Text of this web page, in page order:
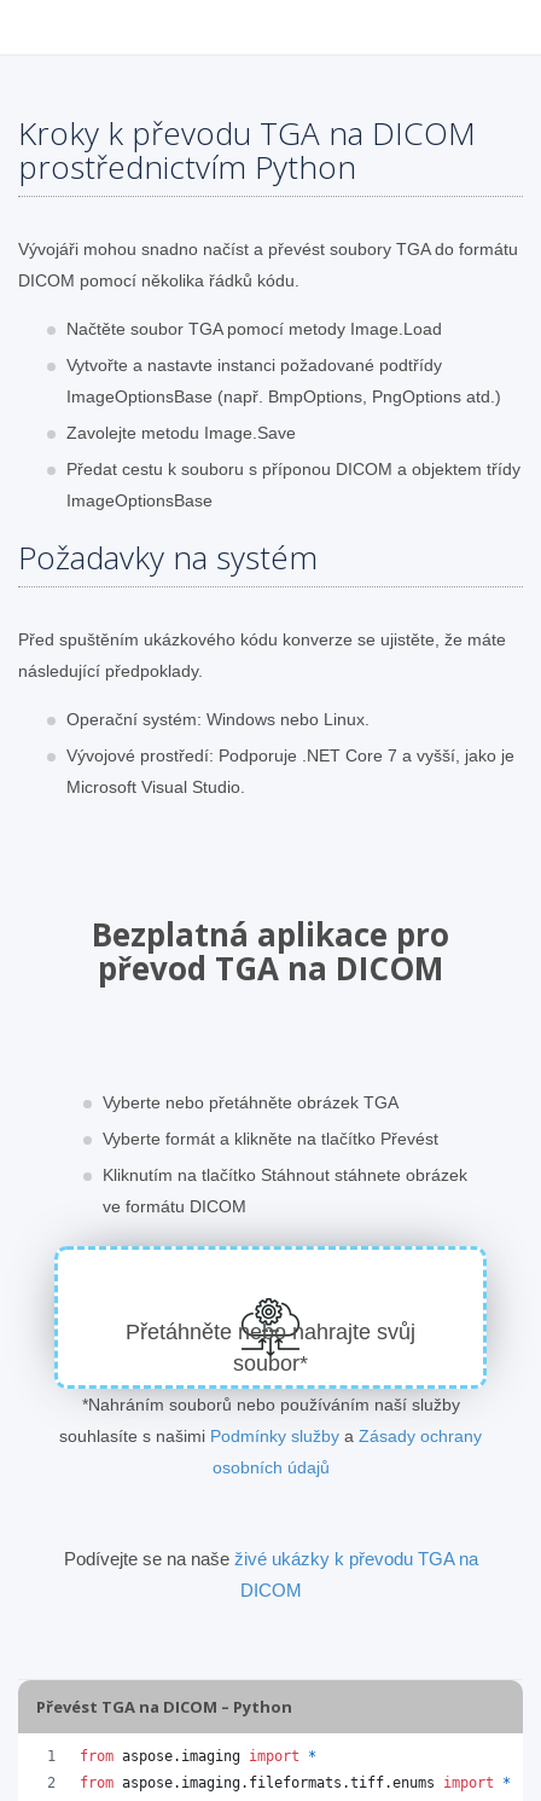
Kroky k převodu TGA na DICOM
prostřednictvím Python
Vývojáři mohou snadno načíst a převést soubory TGA do formátu
DICOM pomocí několika řádků kódu.
Načtěte soubor TGA pomocí metody Image.Load
Vytvořte a nastavte instanci požadované podtřídy
ImageOptionsBase (např. BmpOptions, PngOptions atd.)
Zavolejte metodu Image.Save
Předat cestu k souboru s příponou DICOM a objektem třídy
ImageOptionsBase
Požadavky na systém
Před spuštěním ukázkového kódu konverze se ujistěte, že máte
následující předpoklady.
Operační systém: Windows nebo Linux.
Vývojové prostředí: Podporuje .NET Core 7 a vyšší, jako je
Microsoft Visual Studio.
Bezplatná aplikace pro
převod TGA na DICOM
Vyberte nebo přetáhněte obrázek TGA
Vyberte formát a klikněte na tlačítko Převést
Kliknutím na tlačítko Stáhnout stáhnete obrázek
ve formátu DICOM
Přetáhněte nebo nahrajte svůj
soubor*
*Nahráním souborů nebo používáním naší služby
souhlasíte s našimi Podmínky služby a Zásady ochrany
osobních údajů
Podívejte se na naše živé ukázky k převodu TGA na
DICOM
Převést TGA na DICOM – Python
from aspose. imaging import
*
from aspose. imaging. fileformats .tiff.enums import
*